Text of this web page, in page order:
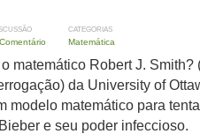
CATEGORIAS
Matemática
matemático Robert J. Smith?
da University of
modelo matemático para
e seu poder infeccioso.